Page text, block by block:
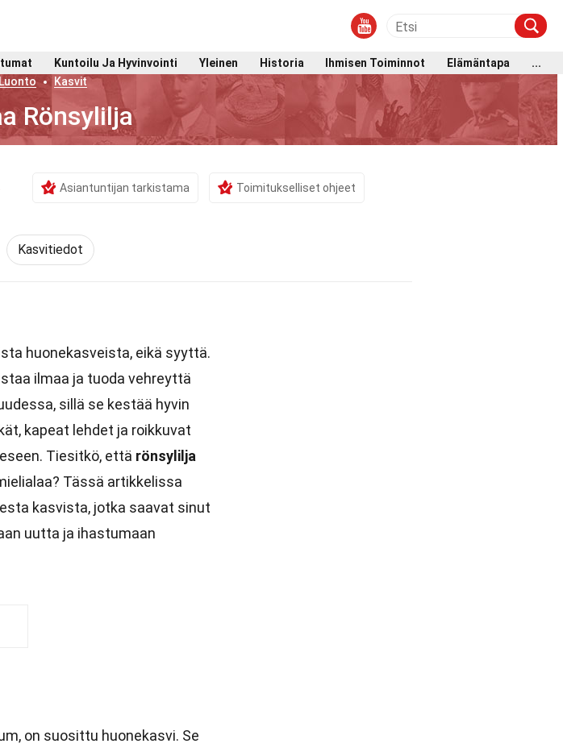
Kuntoilu Ja Hyvinvointi Yleinen Historia Ihmisen Toiminnot Elämäntapa
...
Luonto Kasvit
Rönsylilja
Asiantuntijan tarkistama Toimitukselliset ohjeet
Kasvitiedot
huonekasveista, eikä syyttä.
ilmaa ja tuoda vehreyttä
sillä se kestää hyvin
kapeat lehdet ja roikkuvat
Tiesitkö, että rönsylilja
Tässä artikkelissa
kasvista, jotka saavat sinut
uutta ja ihastumaan
on suosittu huonekasvi. Se